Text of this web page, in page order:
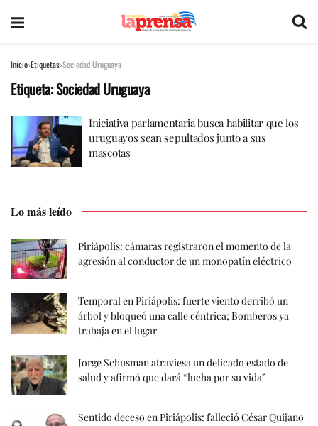
Inicio Etiquetas Sociedad Uruguaya
Etiqueta:Sociedad Uruguaya
Iniciativa parlamentaria busca habilitar que los
uruguayos sean sepultados junto a sus
mascotas
Lo más leído
Piriápolis: cámaras registraron el momento de la
agresión al conductor de un monopatín eléctrico
Temporal en Piriápolis: fuerte viento derribó un
árbol y bloqueó una calle céntrica; Bomberos ya
trabaja en el lugar
Jorge Schusman atraviesa un delicado estado de
salud y afirmó que dará “lucha por su vida”
Sentido deceso en Piriápolis: falleció César Quijano